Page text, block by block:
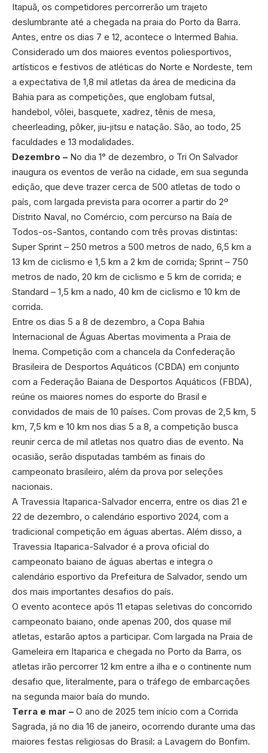
Itapuã, os competidores percorrerão um trajeto
deslumbrante até a chegada na praia do Porto da Barra.
Antes, entre os dias 7 e 12, acontece o Intermed Bahia.
Considerado um dos maiores eventos poliesportivos,
artísticos e festivos de atléticas do Norte e Nordeste, tem
a expectativa de 1,8 mil atletas da área de medicina da
Bahia para as competições, que englobam futsal,
handebol, vôlei, basquete, xadrez, tênis de mesa,
cheerleading, pôker, jiu-jitsu e natação. São, ao todo, 25
faculdades e 13 modalidades.
Dezembro – No dia 1° de dezembro, o Tri On Salvador
inaugura os eventos de verão na cidade, em sua segunda
edição, que deve trazer cerca de 500 atletas de todo o
país, com largada prevista para ocorrer a partir do 2º
Distrito Naval, no Comércio, com percurso na Baía de
Todos-os-Santos, contando com três provas distintas:
Super Sprint – 250 metros a 500 metros de nado, 6,5 km a
13 km de ciclismo e 1,5 km a 2 km de corrida; Sprint – 750
metros de nado, 20 km de ciclismo e 5 km de corrida; e
Standard – 1,5 km a nado, 40 km de ciclismo e 10 km de
corrida.
Entre os dias 5 a 8 de dezembro, a Copa Bahia
Internacional de Águas Abertas movimenta a Praia de
Inema. Competição com a chancela da Confederação
Brasileira de Desportos Aquáticos (CBDA) em conjunto
com a Federação Baiana de Desportos Aquáticos (FBDA),
reúne os maiores nomes do esporte do Brasil e
convidados de mais de 10 países. Com provas de 2,5 km, 5
km, 7,5 km e 10 km nos dias 5 a 8, a competição busca
reunir cerca de mil atletas nos quatro dias de evento. Na
ocasião, serão disputadas também as finais do
campeonato brasileiro, além da prova por seleções
nacionais.
A Travessia Itaparica-Salvador encerra, entre os dias 21 e
22 de dezembro, o calendário esportivo 2024, com a
tradicional competição em águas abertas. Além disso, a
Travessia Itaparica-Salvador é a prova oficial do
campeonato baiano de águas abertas e integra o
calendário esportivo da Prefeitura de Salvador, sendo um
dos mais importantes desafios do país.
O evento acontece após 11 etapas seletivas do concorrido
campeonato baiano, onde apenas 200, dos quase mil
atletas, estarão aptos a participar. Com largada na Praia de
Gameleira em Itaparica e chegada no Porto da Barra, os
atletas irão percorrer 12 km entre a ilha e o continente num
desafio que, literalmente, para o tráfego de embarcações
na segunda maior baía do mundo.
Terra e mar – O ano de 2025 tem início com a Corrida
Sagrada, já no dia 16 de janeiro, ocorrendo durante uma das
maiores festas religiosas do Brasil: a Lavagem do Bonfim.